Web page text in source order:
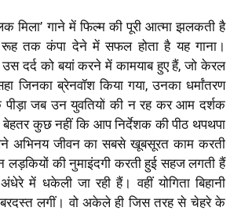
मिला’ गाने में फिल्म की पूरी आत्मा झलकती है
तक कंपा देने में सफल होता है यह गाना।
उस दर्द को बयां करने में कामयाब हुए हैं, जो केरल
जिनका ब्रेनवॉश किया गया, उनका धर्मांतरण
पीड़ा जब उन युवतियों की न रह कर आम दर्शक
कुछ नहीं कि आप निर्देशक की पीठ थपथपा
अभिनय जीवन का सबसे खूबसूरत काम करती
की नुमाइंदगी करती हुई सहज लगती हैं
में धकेली जा रही हैं। वहीं योगिता बिहानी
लगीं। वो अकेले ही जिस तरह से चेहरे के